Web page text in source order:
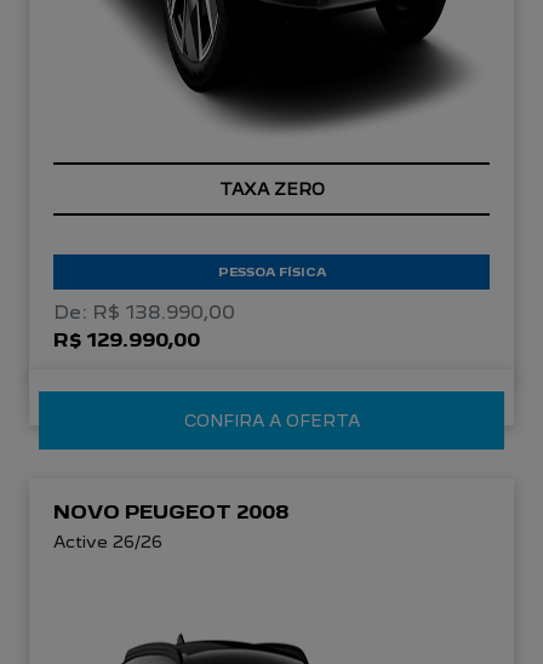
TAXA ZERO
PESSOA FÍSICA
De: R$ 138.990,00
R$ 129.990,00
CONFIRA A OFERTA
NOVO PEUGEOT 2008
Active 26/26